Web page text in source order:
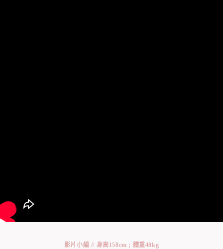
影片小編 // 身高158cm ; 體重48kg